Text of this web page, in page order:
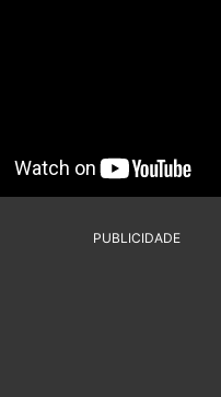
PUBLICIDADE